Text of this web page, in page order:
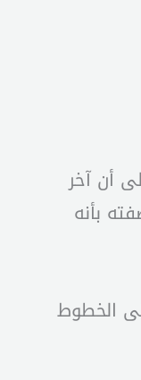
أن آخر
بأنه
كاملة على الخطوط